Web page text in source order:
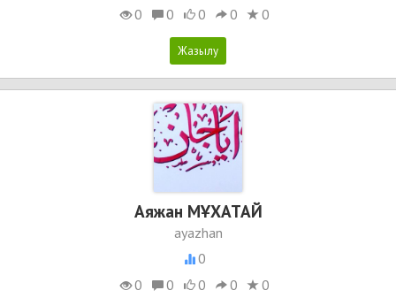
0
0 0 0 0
Аяжан МҰХАТАЙ
ayazhan
0
0
0 0 0 0